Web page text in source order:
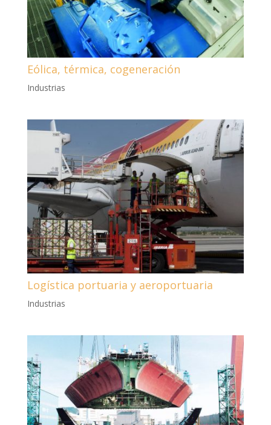
Eólica, térmica, cogeneración
Industrias
Logística portuaria y aeroportuaria
Industrias